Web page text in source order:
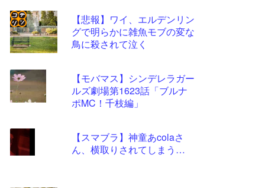
【悲報】ワイ、エルデンリン
グで明らかに雑魚モブの変な
鳥に殺されて泣く
【モバマス】シンデレラガー
ルズ劇場第1623話「ブルナ
ポMC！千枝編」
【スマブラ】神童あcolaさ
ん、横取りされてしまう…
コテ
リン
- 固
定リ
ンク
更新
ツー